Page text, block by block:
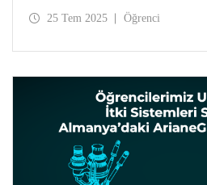
Mezun derneklerinin desteğiyle
25 Tem 2025 Öğrenci